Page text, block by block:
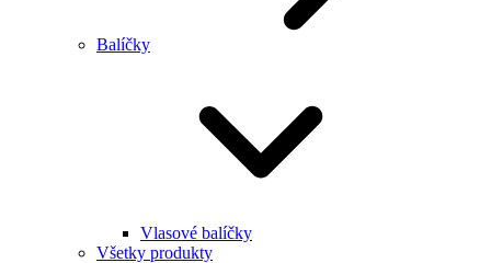
Balíčky
Vlasové balíčky
Všetky produkty